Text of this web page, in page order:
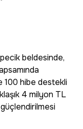
beldesinde,
hibe destekli
4 milyon TL